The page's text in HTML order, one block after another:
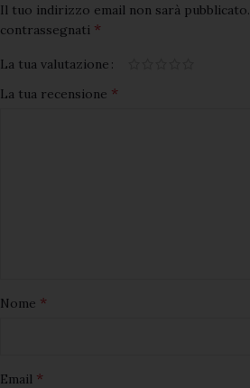
Il tuo indirizzo email non sarà pubblicato.
contrassegnati *
La tua valutazione
La tua recensione *
Nome *
Email *